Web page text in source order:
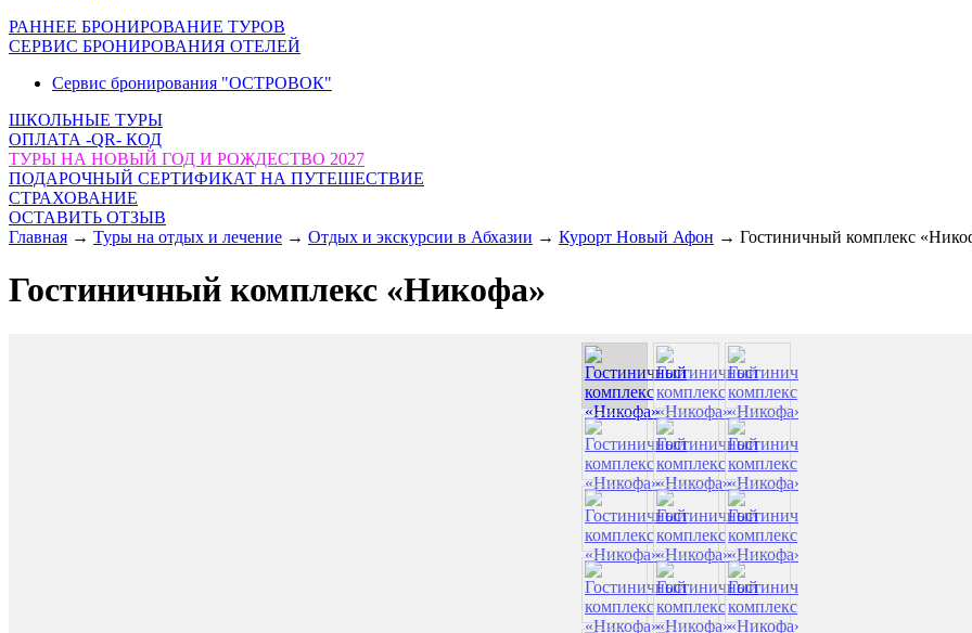
РАННЕЕ БРОНИРОВАНИЕ ТУРОВ
СЕРВИС БРОНИРОВАНИЯ ОТЕЛЕЙ
Сервис бронирования "ОСТРОВОК"
ШКОЛЬНЫЕ ТУРЫ
ОПЛАТА -QR- КОД
ТУРЫ НА НОВЫЙ ГОД И РОЖДЕСТВО 2027
ПОДАРОЧНЫЙ СЕРТИФИКАТ НА ПУТЕШЕСТВИЕ
СТРАХОВАНИЕ
ОСТАВИТЬ ОТЗЫВ
Главная → Туры на отдых и лечение → Отдых и экскурсии в Абхазии → Курорт Новый Афон → Гостиничный комплекс
Гостиничный комплекс «Никофа»